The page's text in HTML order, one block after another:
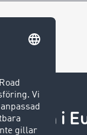
i